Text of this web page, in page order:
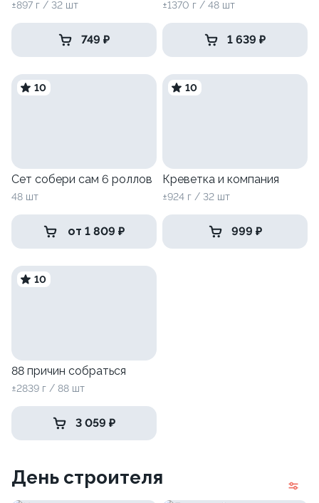
±897 г / 32 шт
749 ₽
±1370 г / 48 шт
1 639 ₽
10
Сет собери сам 6 роллов
48 шт
от 1 809 ₽
10
Креветка и компания
±924 г / 32 шт
999 ₽
10
88 причин собраться
±2839 г / 88 шт
3 059 ₽
День строителя